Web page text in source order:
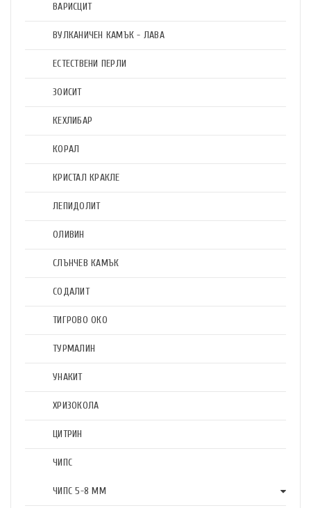
ВАРИСЦИТ
ВУЛКАНИЧЕН КАМЪК - ЛАВА
ЕСТЕСТВЕНИ ПЕРЛИ
ЗОИСИТ
КЕХЛИБАР
КОРАЛ
КРИСТАЛ КРАКЛЕ
ЛЕПИДОЛИТ
ОЛИВИН
СЛЪНЧЕВ КАМЪК
СОДАЛИТ
ТИГРОВО ОКО
ТУРМАЛИН
УНАКИТ
ХРИЗОКОЛА
ЦИТРИН
ЧИПС
ЧИПС 5-8 ММ